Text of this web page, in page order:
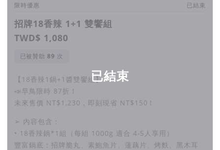
已結束
限時優惠 已結束
招牌18香辣 1+1 雙饗組
TWD$ 1,080
已被贊助 次
【18香辣1鍋+1醬雙饗組】
📣早鳥限時 87折！
未來售價 NT$1,230，即刻現省 NT$150！
➢ 內容包含：
• 18香辣鍋*1組（每組 1000g 適合 4-5人享用）
豐富鍋底：招牌脆丸、素鮑魚片、蓮藕片、烤麩、黑木耳